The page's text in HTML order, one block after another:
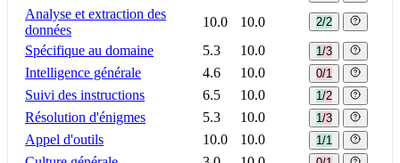
Analyse et extraction des
données
10.0 10.0 2/2
Spécifique au domaine 5.3 10.0 1/3
Intelligence générale 4.6 10.0 0/1
Suivi des instructions 6.5 10.0 1/2
Résolution d'énigmes 5.3 10.0 1/3
Appel d'outils 10.0 10.0 1/1